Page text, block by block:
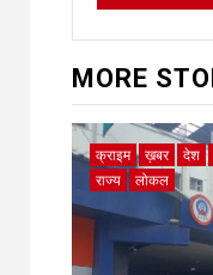
MORE
क्राइम ख़बर देश
राज्य
लोकल